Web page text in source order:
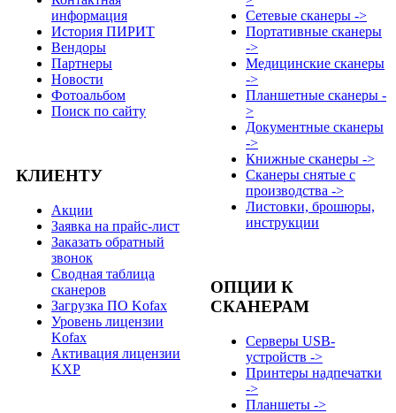
информация
История ПИРИТ
Вендоры
Партнеры
Новости
Фотоальбом
Поиск по сайту
КЛИЕНТУ
Акции
Заявка на прайс-лист
Заказать обратный
звонок
Сводная таблица
сканеров
Загрузка ПО Kofax
Уровень лицензии
Kofax
Активация лицензии
KXP
Сетевые сканеры ->
Портативные сканеры
->
Медицинские сканеры
->
Планшетные сканеры -
>
Документные сканеры
->
Книжные сканеры ->
Сканеры снятые с
производства ->
Листовки, брошюры,
инструкции
ОПЦИИ К
СКАНЕРАМ
Серверы USB-
устройств ->
Принтеры надпечатки
->
Планшеты ->